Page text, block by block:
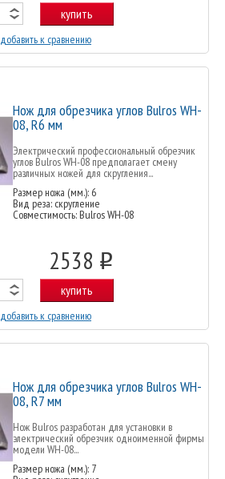
купить
добавить к сравнению
Нож для обрезчика углов Bulros WH-
08, R6 мм
Электрический профессиональный обрезчик
углов Bulros WH-08 предполагает смену
различных ножей для скругления...
Размер ножа (мм.): 6
Вид реза: скругление
Совместимость: Bulros WH-08
2538 o
купить
добавить к сравнению
Нож для обрезчика углов Bulros WH-
08, R7 мм
Нож Bulros разработан для установки в
электрический обрезчик одноименной фирмы
модели WH-08...
Размер ножа (мм.): 7